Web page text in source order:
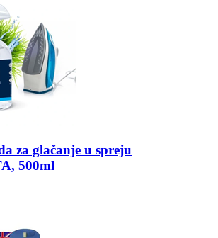
za glačanje u spreju
500ml